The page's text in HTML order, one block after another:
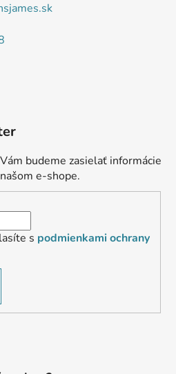
budeme zasielať informácie
e-shope.
s podmienkami ochrany